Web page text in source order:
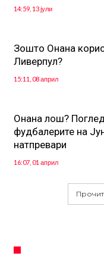
14:59, 13 јули
Зошто Онана
Ливерпул?
15:11, 08 април
Oнана лош?
фудбалерите на
натпревари
16:07, 01 април